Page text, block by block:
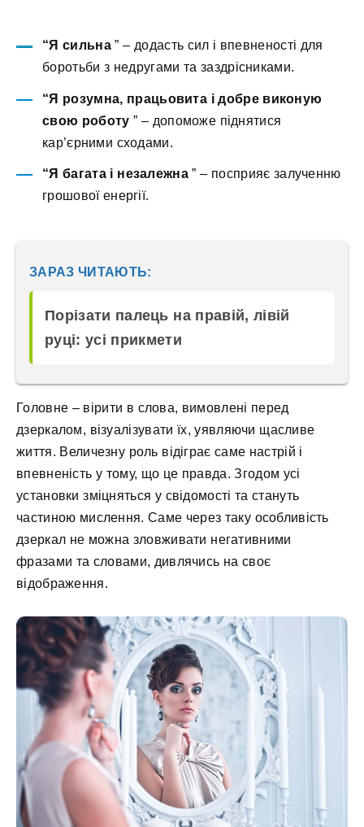
“Я сильна” – додасть сил і впевненості для
боротьби з недругами та заздрісниками.
“Я розумна, працьовита і добре виконую
свою роботу ” – допоможе піднятися
кар’єрними сходами.
“Я багата і незалежна” – посприяє залученню
грошової енергії.
ЗАРАЗ ЧИТАЮТЬ:
Порізати палець на правій, лівій
руці: усі прикмети
Головне – вірити в слова, вимовлені перед
дзеркалом, візуалізувати їх, уявляючи щасливе
життя. Величезну роль відіграє саме настрій і
впевненість у тому, що це правда. Згодом усі
установки зміцняться у свідомості та стануть
частиною мислення. Саме через таку особливість
дзеркал не можна зловживати негативними
фразами та словами, дивлячись на своє
відображення.